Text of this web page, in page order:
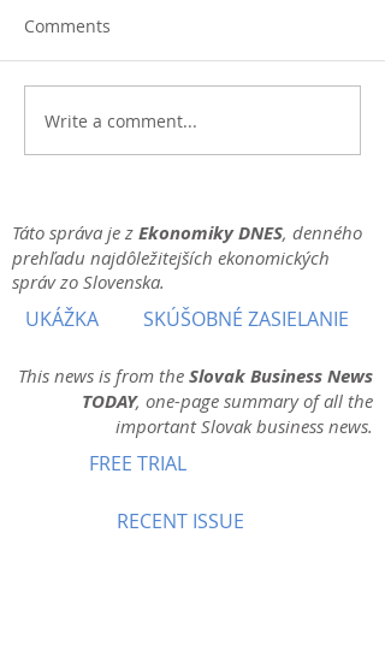
Comments
Write a comment...
Táto správa je z Ekonomiky DNES, denného
prehľadu najdôležitejších ekonomických
správ zo Slovenska.
UKÁŽKA SKÚŠOBNÉ ZASIELANIE
This news is from the Slovak Business News
TODAY, one-page summary of all the
important Slovak business news.
FREE TRIAL
RECENT ISSUE